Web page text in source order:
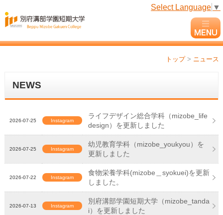
Select Language ▼
トップ > ニュース
NEWS
2026-07-25 Instagram
ライフデザイン総合学科（mizobe_life
design）を更新しました
2026-07-25 Instagram
幼児教育学科（mizobe_youkyou）を
更新しました
2026-07-22 Instagram
食物栄養学科(mizobe＿syokuei)を更新
しました。
2026-07-13 Instagram
別府溝部学園短期大学（mizobe_tanda
i）を更新しました